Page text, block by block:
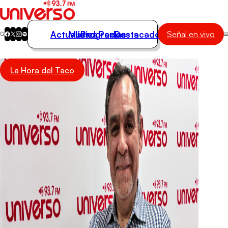
Actualidad
Música
Destacados
Actualidad
Música
Programas
Podcasts
Destacados Señal en vivo
La Hora del Taco